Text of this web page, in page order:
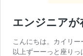
エンジニアが
こんにちは。カイリ
以上ずーーっと座り